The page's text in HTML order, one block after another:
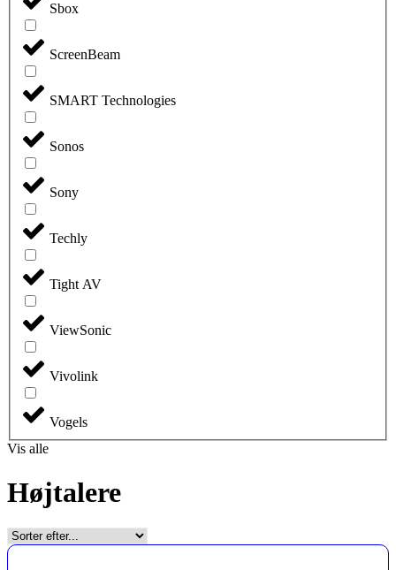
Sbox
ScreenBeam
SMART Technologies
Sonos
Sony
Techly
Tight AV
ViewSonic
Vivolink
Vogels
Vis alle
Højtalere